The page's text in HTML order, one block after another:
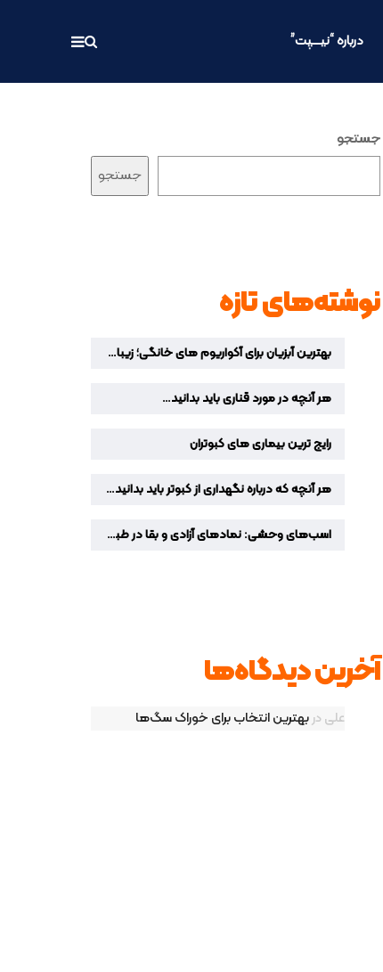
درباره “نیـــپت”
جستجو
جستجو
نوشته‌های تازه
بهترین آبزیان برای آکواریوم‌ های خانگی؛ زیباترین ماهیان زینتی برای دکوراسیون منزل
هر آنچه در مورد قناری باید بدانید…
رایج ترین بیماری های کبوتران
هر آنچه که درباره نگهداری از کبوتر باید بدانید…
اسب‌های وحشی: نمادهای آزادی و بقا در طبیعت
آخرین دیدگاه‌ها
علی دربهترین انتخاب برای خوراک سگ‌ها